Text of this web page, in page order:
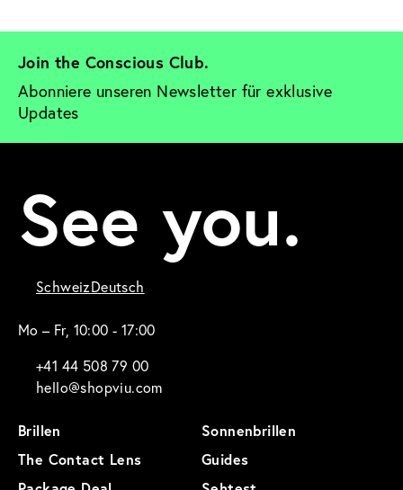
Join the Conscious Club.
Abonniere unseren Newsletter für exklusive
Updates
See you.
SchweizDeutsch
Mo – Fr, 10:00 - 17:00
+41 44 508 79 00
hello@shopviu.com
Brillen
Sonnenbrillen
The Contact Lens
Guides